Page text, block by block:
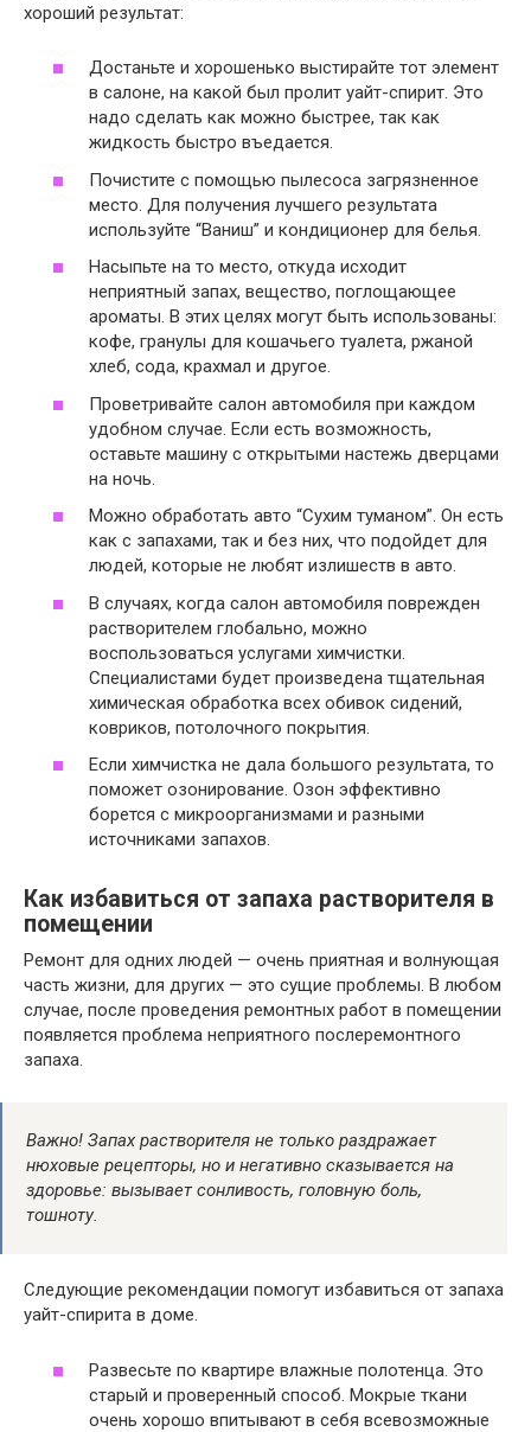
хороший результат:
Достаньте и хорошенько выстирайте тот элемент
в салоне, на какой был пролит уайт-спирит. Это
надо сделать как можно быстрее, так как
жидкость быстро въедается.
Почистите с помощью пылесоса загрязненное
место. Для получения лучшего результата
используйте “Ваниш” и кондиционер для белья.
Насыпьте на то место, откуда исходит
неприятный запах, вещество, поглощающее
ароматы. В этих целях могут быть использованы:
кофе, гранулы для кошачьего туалета, ржаной
хлеб, сода, крахмал и другое.
Проветривайте салон автомобиля при каждом
удобном случае. Если есть возможность,
оставьте машину с открытыми настежь дверцами
на ночь.
Можно обработать авто “Сухим туманом”. Он есть
как с запахами, так и без них, что подойдет для
людей, которые не любят излишеств в авто.
В случаях, когда салон автомобиля поврежден
растворителем глобально, можно
воспользоваться услугами химчистки.
Специалистами будет произведена тщательная
химическая обработка всех обивок сидений,
ковриков, потолочного покрытия.
Если химчистка не дала большого результата, то
поможет озонирование. Озон эффективно
борется с микроорганизмами и разными
источниками запахов.
Как избавиться от запаха растворителя в
помещении
Ремонт для одних людей — очень приятная и волнующая
часть жизни, для других — это сущие проблемы. В любом
случае, после проведения ремонтных работ в помещении
появляется проблема неприятного послеремонтного
запаха.
Важно! Запах растворителя не только раздражает
нюховые рецепторы, но и негативно сказывается на
здоровье: вызывает сонливость, головную боль,
тошноту.
Следующие рекомендации помогут избавиться от запаха
уайт-спирита в доме.
Развесьте по квартире влажные полотенца. Это
старый и проверенный способ. Мокрые ткани
очень хорошо впитывают в себя всевозможные